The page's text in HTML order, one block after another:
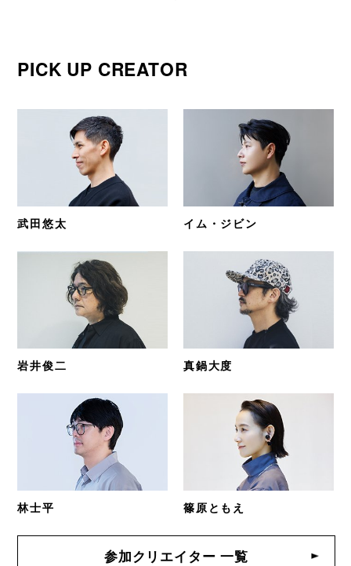
PICK UP CREATOR
武田悠太 イム・ジビン
岩井俊二 真鍋大度
林士平 篠原ともえ
参加クリエイター 一覧